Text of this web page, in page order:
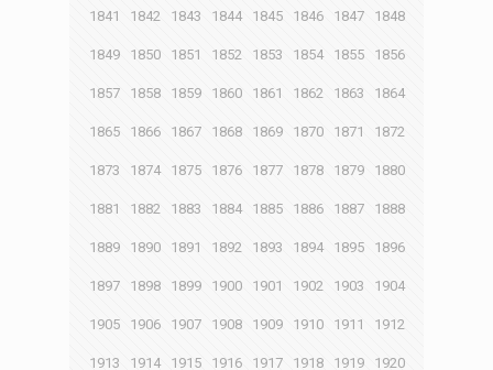
1841 1842 1843 1844 1845 1846 1847 1848
1849 1850 1851 1852 1853 1854 1855 1856
1857 1858 1859 1860 1861 1862 1863 1864
1865 1866 1867 1868 1869 1870 1871 1872
1873 1874 1875 1876 1877 1878 1879 1880
1881 1882 1883 1884 1885 1886 1887 1888
1889 1890 1891 1892 1893 1894 1895 1896
1897 1898 1899 1900 1901 1902 1903 1904
1905 1906 1907 1908 1909 1910 1911 1912
1913 1914 1915 1916 1917 1918 1919 1920